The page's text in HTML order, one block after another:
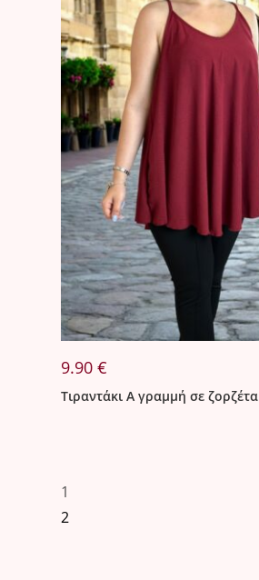
9.90€
Τιραντάκι Α γραμμή σε ζορζέτα
1
2